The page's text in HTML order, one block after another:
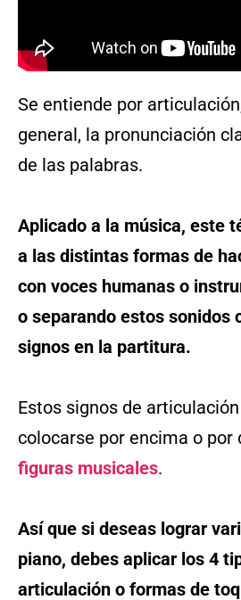
Se entiende por
general, la pronunciación
de las palabras.
Aplicado a la música, este
a las distintas formas de
con voces humanas o
o separando estos sonidos
signos en la partitura.
Estos signos de
colocarse por encima o por
figuras musicales.
Así que si deseas lograr
piano, debes aplicar los 4
articulación o formas de